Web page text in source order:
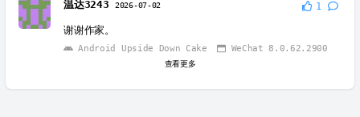
温达3243 2026-07-02 1
谢谢作家。
Android Upside Down Cake WeChat 8.0.62.2900
查看更多